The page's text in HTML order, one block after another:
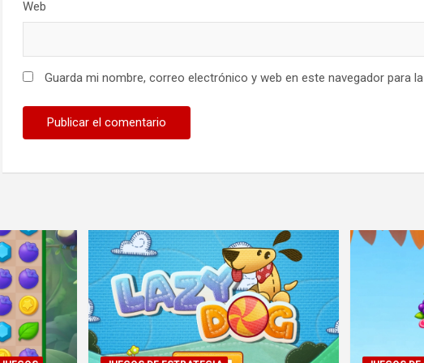
Web
Guarda mi nombre, correo electrónico y web en este navegador para